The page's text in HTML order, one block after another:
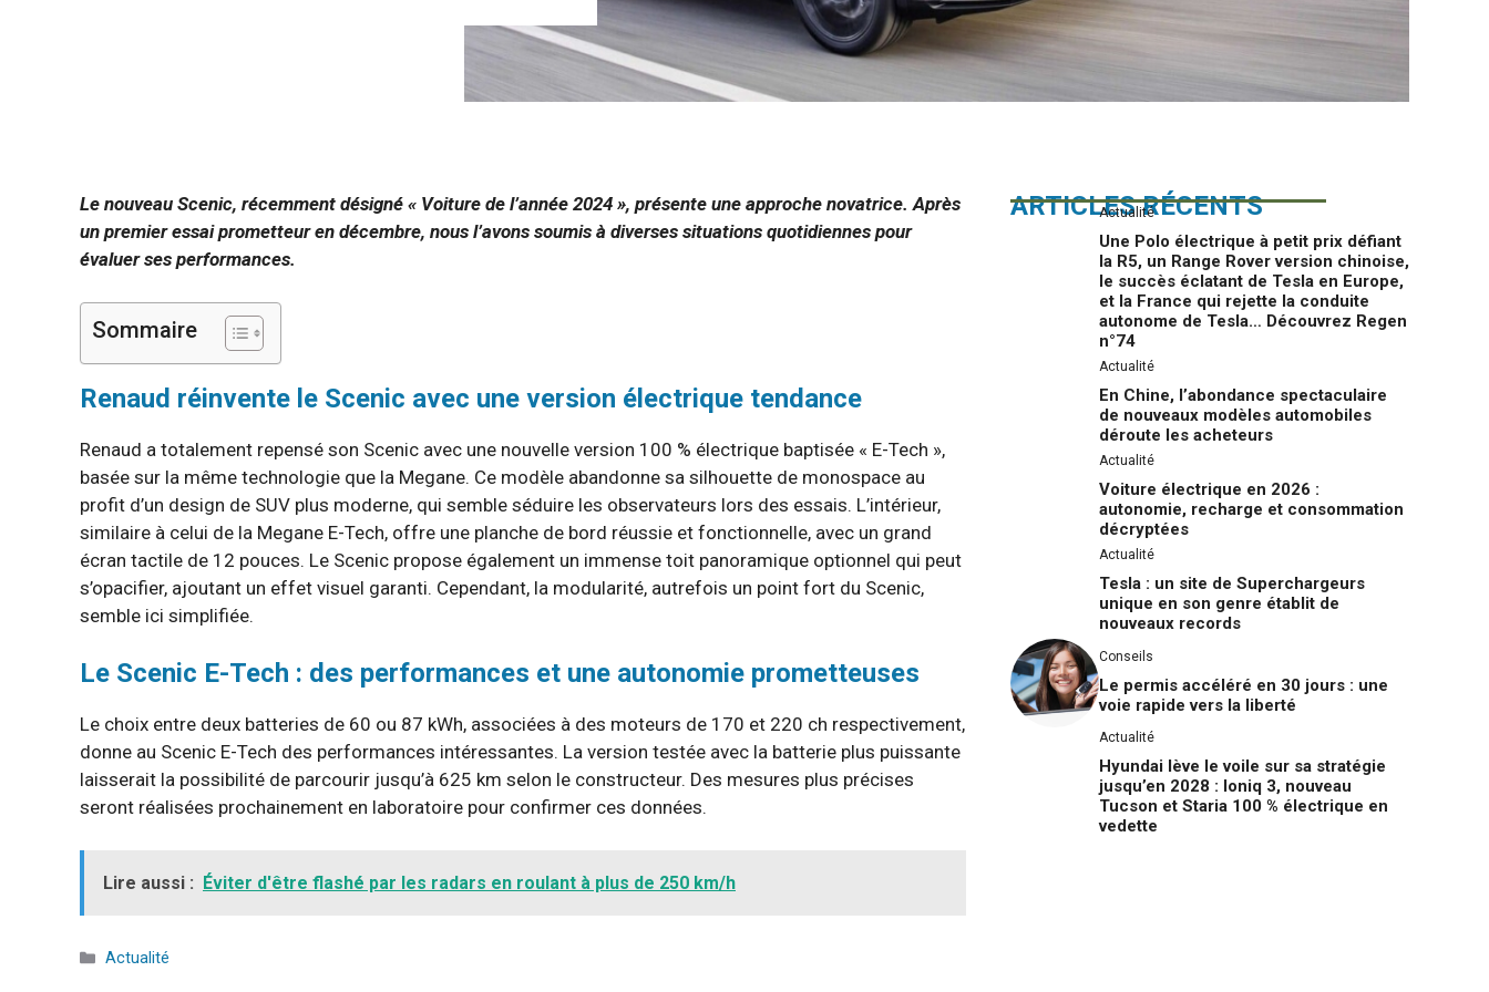
Le nouveau Scenic, récemment désigné « Voiture de l’année 2024 », présente une approche novatrice. Après
un premier essai prometteur en décembre, nous l’avons soumis à diverses situations quotidiennes pour
évaluer ses performances.
Sommaire
Renaud réinvente le Scenic avec une version électrique tendance
Renaud a totalement repensé son Scenic avec une nouvelle version 100 % électrique baptisée « E-Tech »,
basée sur la même technologie que la Megane. Ce modèle abandonne sa silhouette de monospace au
profit d’un design de SUV plus moderne, qui semble séduire les observateurs lors des essais. L’intérieur,
similaire à celui de la Megane E-Tech, offre une planche de bord réussie et fonctionnelle, avec un grand
écran tactile de 12 pouces. Le Scenic propose également un immense toit panoramique optionnel qui peut
s’opacifier, ajoutant un effet visuel garanti. Cependant, la modularité, autrefois un point fort du Scenic,
semble ici simplifiée.
Le Scenic E-Tech : des performances et une autonomie prometteuses
Le choix entre deux batteries de 60 ou 87 kWh, associées à des moteurs de 170 et 220 ch respectivement,
donne au Scenic E-Tech des performances intéressantes. La version testée avec la batterie plus puissante
laisserait la possibilité de parcourir jusqu’à 625 km selon le constructeur. Des mesures plus précises
seront réalisées prochainement en laboratoire pour confirmer ces données.
Lire aussi : Éviter d'être flashé par les radars en roulant à plus de 250 km/h
Catégories
Actualité
ARTICLES RÉCENTS
Actualité
Une Polo électrique à petit prix défiant
la R5, un Range Rover version chinoise,
le succès éclatant de Tesla en Europe,
et la France qui rejette la conduite
autonome de Tesla… Découvrez Regen
n°74
Actualité
En Chine, l’abondance spectaculaire
de nouveaux modèles automobiles
déroute les acheteurs
Actualité
Voiture électrique en 2026 :
autonomie, recharge et consommation
décryptées
Actualité
Tesla : un site de Superchargeurs
unique en son genre établit de
nouveaux records
Conseils
Le permis accéléré en 30 jours : une
voie rapide vers la liberté
Actualité
Hyundai lève le voile sur sa stratégie
jusqu’en 2028 : Ioniq 3, nouveau
Tucson et Staria 100 % électrique en
vedette